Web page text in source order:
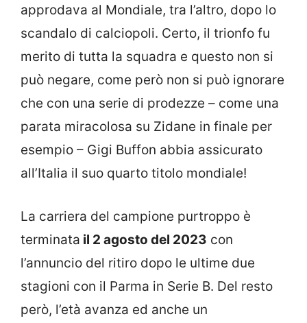
approdava al Mondiale, tra l’altro, dopo lo
scandalo di calciopoli. Certo, il trionfo fu
merito di tutta la squadra e questo non si
può negare, come però non si può ignorare
che con una serie di prodezze – come una
parata miracolosa su Zidane in finale per
esempio – Gigi Buffon abbia assicurato
all’Italia il suo quarto titolo mondiale!
La carriera del campione purtroppo è
terminata il 2 agosto del 2023 con
l’annuncio del ritiro dopo le ultime due
stagioni con il Parma in Serie B. Del resto
però, l’età avanza ed anche un